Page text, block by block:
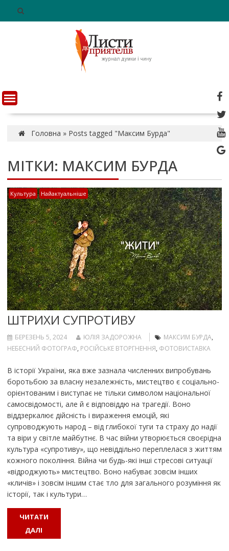
n
t
Головна » Posts tagged "Максим Бурда"
МІТКИ: МАКСИМ БУРДА
Культура Найактуальніше
ШТРИХИ СУПРОТИВУ
БЕРЕЗЕНЬ 5, 2024 ЮЛІЯ ЗАДОРОЖНА МАКСИМ БУРДА,
НЕБЕСНИЙ ФОТОГРАФ, РОСІЙСЬКЕ ВТОРГНЕННЯ, ФОТОВИСТАВКА
В історії України, яка вже зазнала численних випробувань
боротьбою за власну незалежність, мистецтво є соціально-
орієнтованим і виступає не тільки символом національної
самосвідомості, але й є відповіддю на трагедії. Воно
віддзеркалює дійсність і вираження емоцій, які
супроводжують народ – від глибокої туги та страху до надії
та віри у світле майбутнє. В час війни утворюється своєрідна
культура «супротиву», що невіддільно переплелася з життям
кожного покоління. Війна чи будь-які інші стресові ситуації
«відроджують» мистецтво. Воно набуває зовсім інших
«кличів» і зовсім іншим стає тло для загального розуміння як
історії, так і культури…
ЧИТАТИ
ДАЛІ